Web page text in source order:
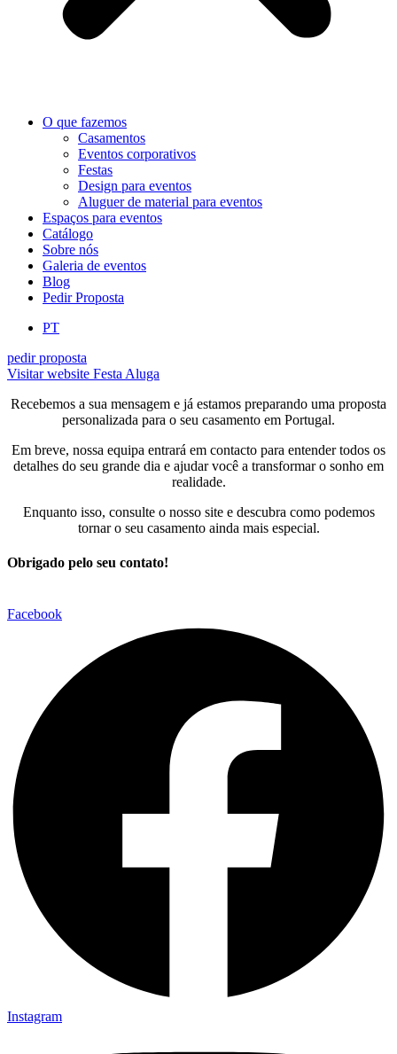
O que fazemos
Casamentos
Eventos corporativos
Festas
Design para eventos
Aluguer de material para eventos
Espaços para eventos
Catálogo
Sobre nós
Galeria de eventos
Blog
Pedir Proposta
PT
pedir proposta
Visitar website Festa Aluga
Recebemos a sua mensagem e já estamos preparando uma proposta
personalizada para o seu casamento em Portugal.
Em breve, nossa equipa entrará em contacto para entender todos os
detalhes do seu grande dia e ajudar você a transformar o sonho em
realidade.
Enquanto isso, consulte o nosso site e descubra como podemos
tornar o seu casamento ainda mais especial.
Obrigado pelo seu contato!
Facebook
Instagram